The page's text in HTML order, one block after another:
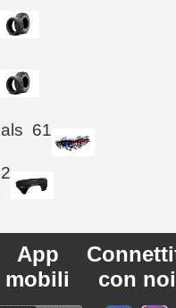
61
2
App
mobili
con noi